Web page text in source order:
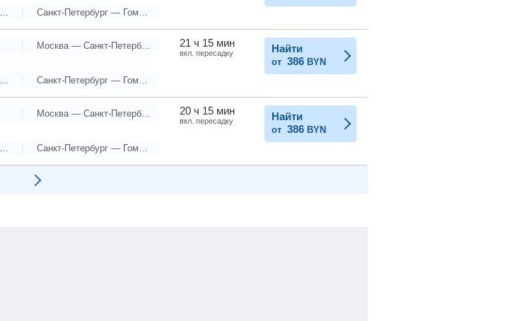
21 ч 15 мин
вкл. пересадку Найти
от 386 BYN
20 ч 15 мин
вкл. пересадку Найти
от 386 BYN